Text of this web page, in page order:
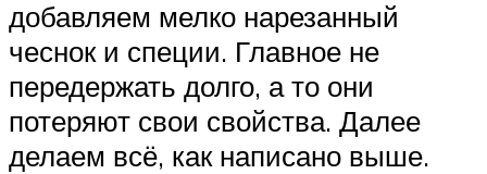
добавляем мелко нарезанный
чеснок и специи. Главное не
передержать долго, а то они
потеряют свои свойства. Далее
делаем всё, как написано выше.